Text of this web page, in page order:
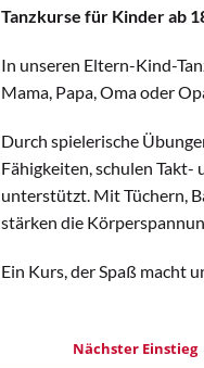
Tanzkurse für Kinder ab
In unseren Eltern-Kind-
Mama, Papa, Oma oder
Durch spielerische
Fähigkeiten, schulen
unterstützt. Mit Tüchern,
stärken die
Ein Kurs, der Spaß macht